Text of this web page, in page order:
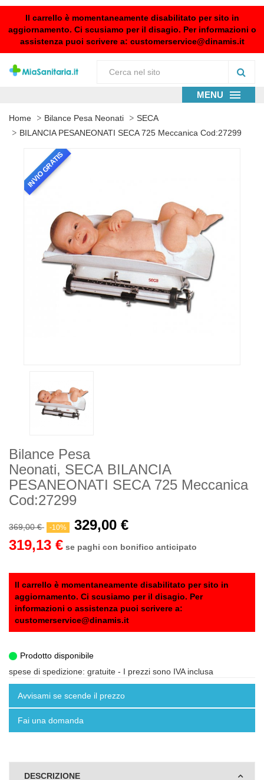
Il carrello è momentaneamente disabilitato per sito in
aggiornamento. Ci scusiamo per il disagio. Per informazioni o
assistenza puoi scrivere a: customerservice@dinamis.it
MENU
Home Bilance Pesa Neonati
SECA
BILANCIA PESANEONATI SECA 725 Meccanica Cod:27299
INVIO GRATIS
Bilance Pesa
Neonati, SECA BILANCIA
PESANEONATI SECA 725 Meccanica
Cod:27299
369,00 € -10%
329,00 €
319,13 € se paghi con bonifico anticipato
Il carrello è momentaneamente disabilitato per sito in
aggiornamento. Ci scusiamo per il disagio. Per
informazioni o assistenza puoi scrivere a:
customerservice@dinamis.it
Prodotto disponibile
spese di spedizione: gratuite - I prezzi sono IVA inclusa
Avvisami se scende il prezzo
Fai una domanda
DESCRIZIONE